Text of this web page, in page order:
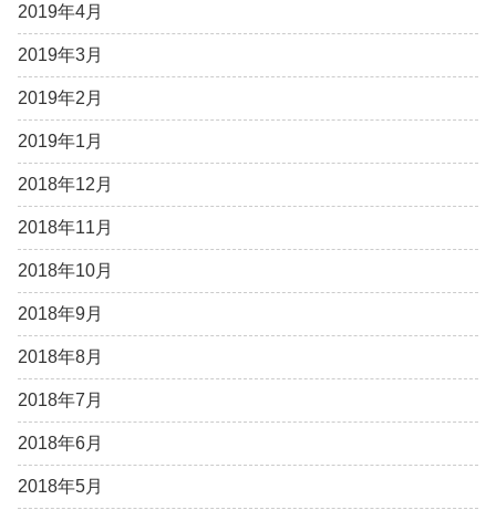
2019年4月
2019年3月
2019年2月
2019年1月
2018年12月
2018年11月
2018年10月
2018年9月
2018年8月
2018年7月
2018年6月
2018年5月